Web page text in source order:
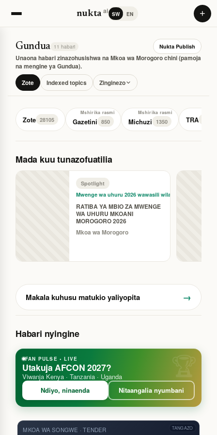
nuktaai SW EN +
Gundua 11 habari Nukta Publish
Unaona habari zinazohusishwa na Mkoa wa Morogoro chini (pamoja
na mengine ya Gundua).
Zote
Indexed topics Zinginezo
Zote 28105
Mshirika rasmi
Gazetini 850
Mshirika rasmi
Michuzi 1350 TRA
Mada kuu tunazofuatilia
Spotlight
Mwenge wa uhuru 2026 wawasili wilay…
RATIBA YA MBIO ZA MWENGE
WA UHURU MKOANI
MOROGORO 2026
Mkoa wa Morogoro
Makala kuhusu matukio yaliyopita →
Habari nyingine
FAN PULSE • LIVE
Utakuja AFCON 2027?
Viwanja Kenya · Tanzania · Uganda
Ndiyo, ninaenda
Nitaangalia nyumbani
MKOA WA SONGWE · TENDER TANGAZO